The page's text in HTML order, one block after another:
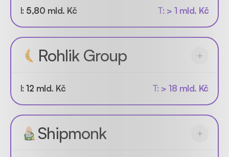
I: 5,80 mld. Kč T: > 1 mld. Kč
Rohlik Group
I:12 mld. Kč T: > 18 mld. Kč
Shipmonk